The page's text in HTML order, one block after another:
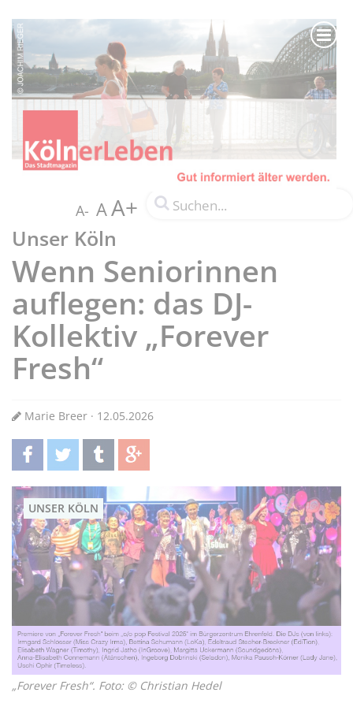
A- AA+
Unser Köln
Wenn Seniorinnen
auflegen: das DJ-
Kollektiv „Forever
Fresh“
Marie Breer · 12.05.2026
teilentwittern teilen teilen
UNSER KÖLN
„Forever Fresh“. Foto: © Christian Hedel